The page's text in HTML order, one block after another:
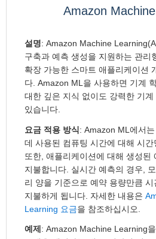
Amazon
설명: Amazon Machine
구축과 예측 생성을 지원하는 관리
확장 가능한 스마트 애플리케이션
다. Amazon ML을 사용하면 기계
대한 깊은 지식 없이도 강력한 기
있습니다.
요금 적용 방식: Amazon ML에서
데 사용된 컴퓨팅 시간에 대해 시간
또한, 애플리케이션에 대해 생성된
지불합니다. 실시간 예측의 경우,
리 양을 기준으로 예약 용량만큼
지불하게 됩니다. 자세한 내용은
Learning 요금을 참조하십시오.
예제 : Amazon Machine Learning